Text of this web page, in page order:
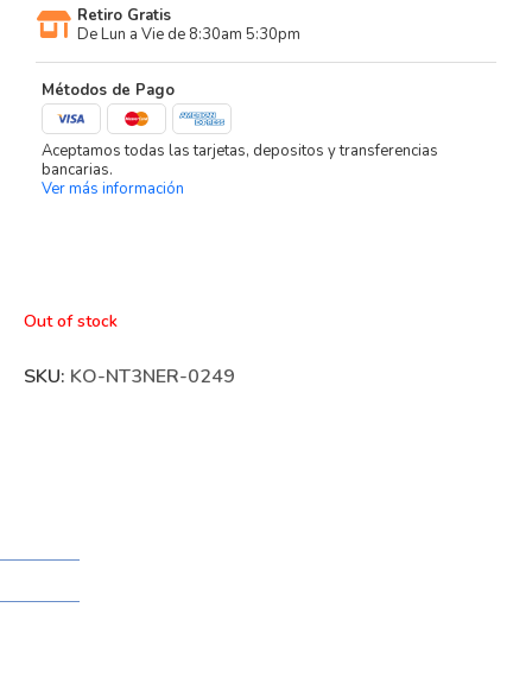
Retiro Gratis
De Lun a Vie de 8:30am 5:30pm
Métodos de Pago
Aceptamos todas las tarjetas, depositos y transferencias
bancarias.
Ver más información
Out of stock
SKU: KO-NT3NER-0249